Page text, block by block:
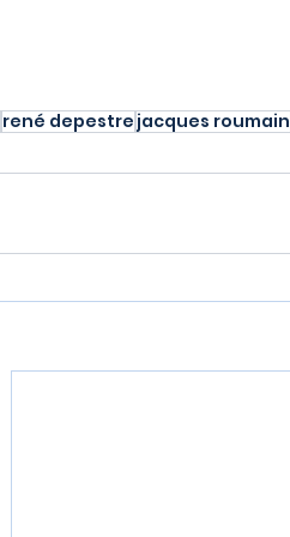
rené depestre jacques roumain